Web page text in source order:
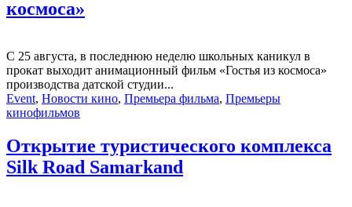
космоса»
С 25 августа, в последнюю неделю школьных каникул в
прокат выходит анимационный фильм «Гостья из космоса»
производства датской студии...
Event, Новости кино, Премьера фильма, Премьеры
кинофильмов
Открытие туристического комплекса
Silk Road Samarkand